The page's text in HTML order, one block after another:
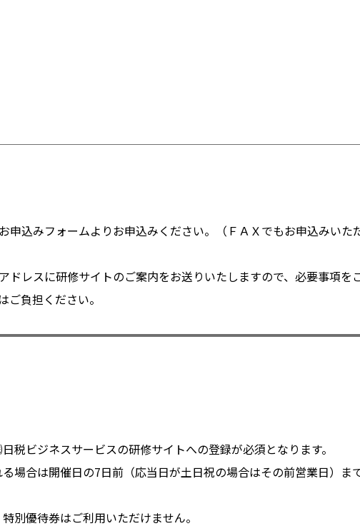
申込みフォームよりお申込みください。（ＦＡＸでもお申込みいた
ドレスに研修サイトのご案内をお送りいたしますので、必要事項を
負担ください。
税ビジネスサービスの研修サイトへの登録が必須となります。
場合は開催日の7日前（応当日が土日祝の場合はその前営業日）
別優待券はご利用いただけません。